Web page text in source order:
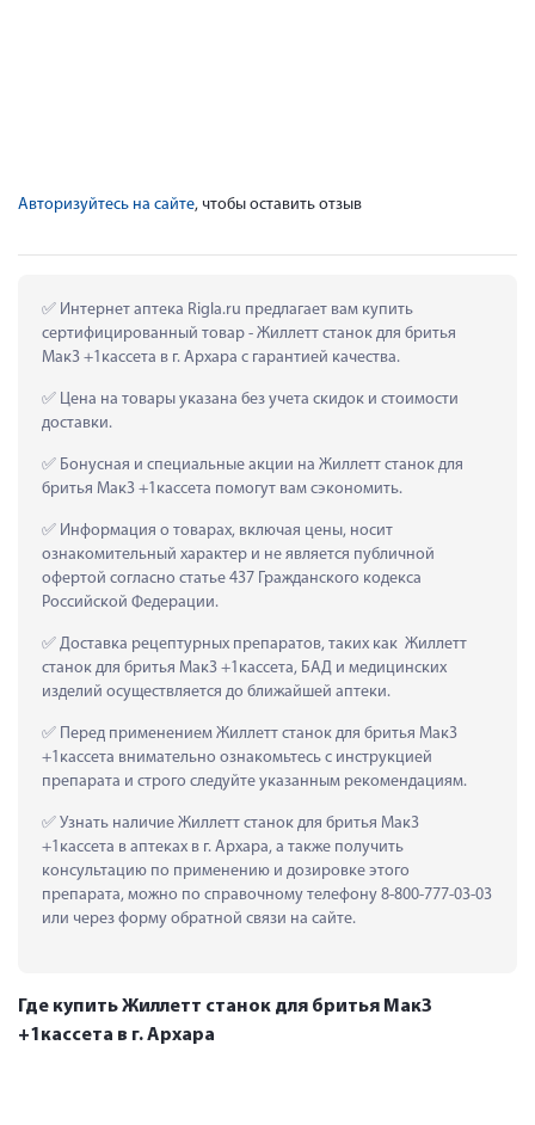
Авторизуйтесь на сайте, чтобы оставить отзыв
Интернет аптека Rigla.ru предлагает вам купить
сертифицированный товар - Жиллетт станок для бритья
Мак3 +1кассета в г. Архара с гарантией качества.
Цена на товары указана без учета скидок и стоимости
доставки.
Бонусная и специальные акции на Жиллетт станок для
бритья Мак3 +1кассета помогут вам сэкономить.
Информация о товарах, включая цены, носит
ознакомительный характер и не является публичной
офертой согласно статье 437 Гражданского кодекса
Российской Федерации.
Доставка рецептурных препаратов, таких как  Жиллетт
станок для бритья Мак3 +1кассета, БАД и медицинских
изделий осуществляется до ближайшей аптеки.
Перед применением Жиллетт станок для бритья Мак3
+1кассета внимательно ознакомьтесь с инструкцией
препарата и строго следуйте указанным рекомендациям.
Узнать наличие Жиллетт станок для бритья Мак3
+1кассета в аптеках в г. Архара, а также получить
консультацию по применению и дозировке этого
препарата, можно по справочному телефону 8-800-777-03-03
или через форму обратной связи на сайте.
Где купить Жиллетт станок для бритья Мак3
+1кассета в г. Архара